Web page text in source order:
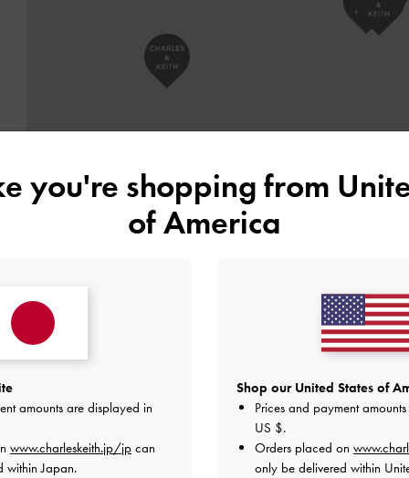
you're shopping from
of America
amounts are displayed in
www.charleskeith.jp/jp can
within Japan.
Shop our United States of
Prices and payment
US $.
Orders placed on
only be delivered within